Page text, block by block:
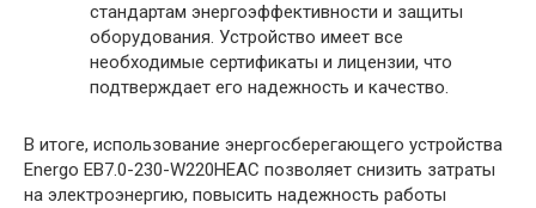
стандартам энергоэффективности и защиты
оборудования. Устройство имеет все
необходимые сертификаты и лицензии, что
подтверждает его надежность и качество.
В итоге, использование энергосберегающего устройства
Energo EB7.0-230-W220HЕAC позволяет снизить затраты
на электроэнергию, повысить надежность работы